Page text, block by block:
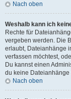
Nach oben
Weshalb kann ich
Rechte für
vergeben werden. Die
erlaubt, Dateianhänge
verfassen möchtest,
Du kannst einen
du keine Dateianhänge
Nach oben